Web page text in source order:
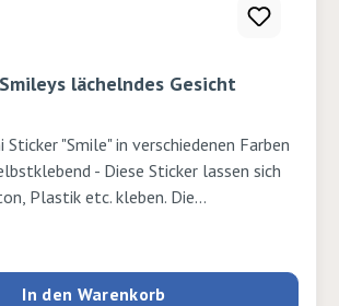
lächelndes Gesicht
"Smile" in verschiedenen Farben
- Diese Sticker lassen sich
Plastik etc. kleben. Die
mit Glitzer Ø 30 mm und 25 mm. Ø
In den Warenkorb